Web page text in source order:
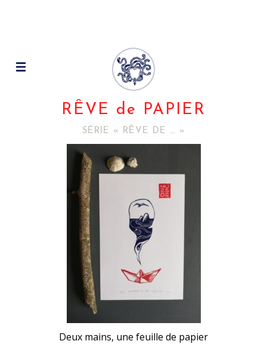
RÊVE de PAPIER
SÉRIE « RÊVE DE … »
Deux mains, une feuille de papier